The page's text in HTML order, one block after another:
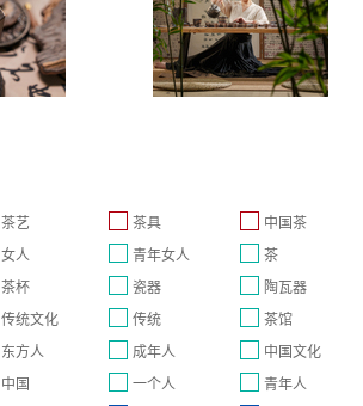
茶艺 茶具
中国茶
女人 青年女人
茶
茶杯 瓷器
陶瓦器
传统文化 传统
茶馆
东方人 成年人
中国文化
中国 一个人
青年人